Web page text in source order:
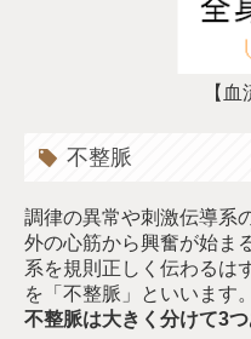
【血
不整脈
調律の異常や刺激伝導系
外の心筋から興奮が始ま
系を規則正しく伝わるは
を「不整脈」といいます。
不整脈は大きく分けて3つ